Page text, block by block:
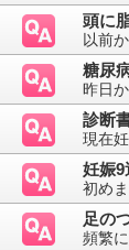
頭に
以前
糖尿
昨日
診断
現在
妊娠9
初め
足の
頻繁